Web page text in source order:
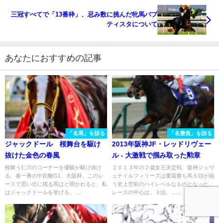
三冠すべてで「13番枠」、忌み数に挑んだ牝馬バプ
ティスタについて
あなたにおすすめの記事
「名馬」を語る
ジャックドール 桜舞台を駆け
抜けた金色の春風
桜舞う仁川のコーナーを優駿が駆け抜け
る、春一番の中距離G1、大阪杯。このレ
ースで思い出に残る馬はと聞かれると、私
はジャックドールを挙げる。 ...
「名勝負」を語る
2013年阪神JF・レッドリヴェー
ル - 大激戦で掴み取った勲章
２０１３年の２歳女王決定戦、阪神ジュヴ
ェナイルフィリーズは重賞勝ち馬５頭が揃
う史上空前のハイレベルなものとなった。
レースの中心は、３頭。…...